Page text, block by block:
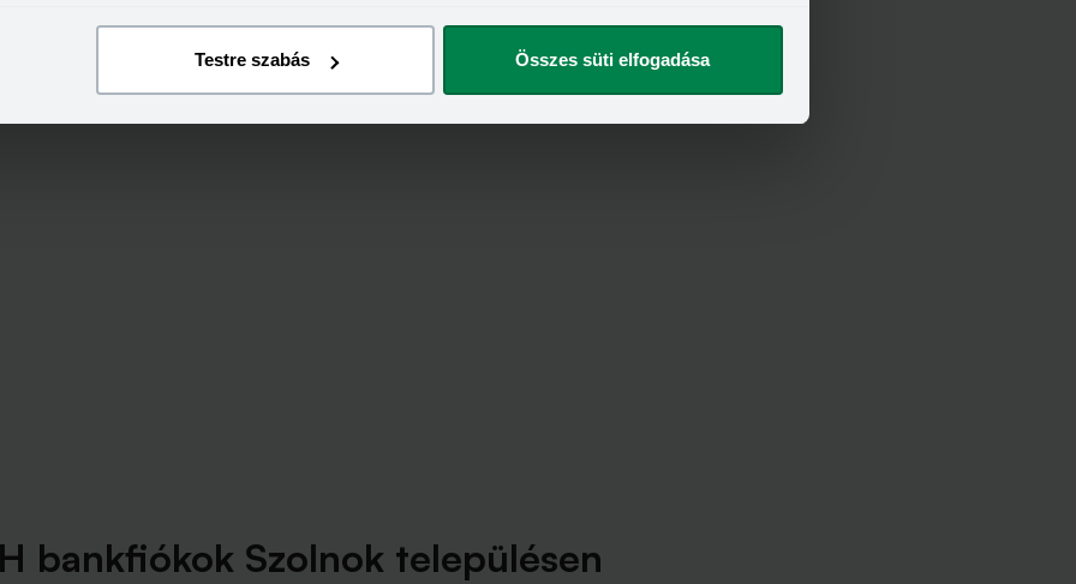
Testre szabás Összes süti elfogadása
bankfiókok Szolnok településen